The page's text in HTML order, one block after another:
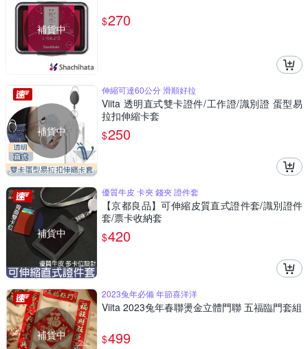
補貨中
$270
補貨中
伸縮可達60公分 滑順好拉
Viita 透明直式雙卡證件/工作證/識別證 蛋型易
拉扣伸縮卡套
$250
補貨中
優質牛皮 卡夾 錢夾 證件套
【京都良品】可伸縮皮質直式證件套/識別證件
套/票卡收納套
$420
補貨中
2023兔年必備 年節喜洋洋
Viita 2023兔年春聯燙金立體門聯 五福臨門套組
$499